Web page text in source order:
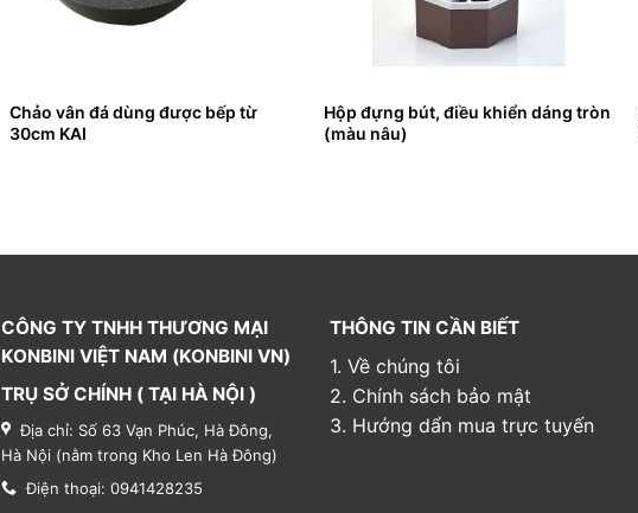
Chảo vân đá dùng được bếp từ
30cm KAI
Hộp đựng bút, điều khiển dáng tròn
(màu nâu)
CÔNG TY TNHH THƯƠNG MẠI
KONBINI VIỆT NAM (KONBINI VN)
TRỤ SỞ CHÍNH ( TẠI HÀ NỘI )
Địa chỉ: Số 63 Vạn Phúc, Hà Đông,
Hà Nội (nằm trong Kho Len Hà Đông)
Điện thoại: 0941428235
THÔNG TIN CẦN BIẾT
1. Về chúng tôi
2. Chính sách bảo mật
3. Hướng dẩn mua trực tuyến